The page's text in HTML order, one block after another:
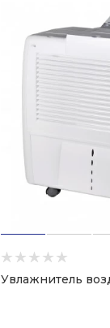
Увлажнитель